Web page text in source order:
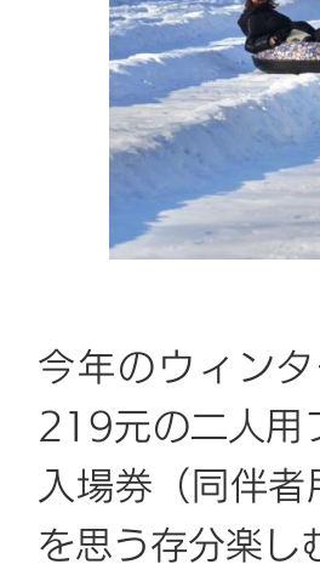
今年のウィン
219元の二人用
入場券（同伴
を思う存分楽し